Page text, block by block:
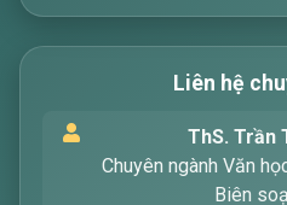
tìm kiếm các bài viết về
khóa mà bạn quan tâm,
Liên hệ
ThS. Trần
Chuyên ngành Văn
Biên